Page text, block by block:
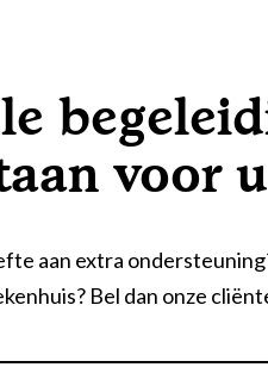
voor
aan extra
Bel dan onze